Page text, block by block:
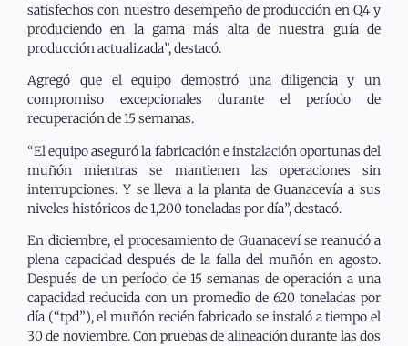
satisfechos con nuestro desempeño de producción en Q4 y
produciendo en la gama más alta de nuestra guía de
producción actualizada”, destacó.
Agregó que el equipo demostró una diligencia y un
compromiso excepcionales durante el período de
recuperación de 15 semanas.
“El equipo aseguró la fabricación e instalación oportunas del
muñón mientras se mantienen las operaciones sin
interrupciones. Y se lleva a la planta de Guanacevía a sus
niveles históricos de 1,200 toneladas por día”, destacó.
En diciembre, el procesamiento de Guanaceví se reanudó a
plena capacidad después de la falla del muñón en agosto.
Después de un período de 15 semanas de operación a una
capacidad reducida con un promedio de 620 toneladas por
día (“tpd”), el muñón recién fabricado se instaló a tiempo el
30 de noviembre. Con pruebas de alineación durante las dos